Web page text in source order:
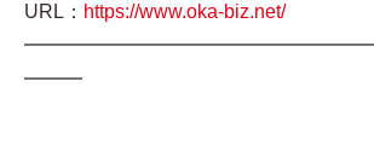
URL： https://www.oka-biz.net/
━━━